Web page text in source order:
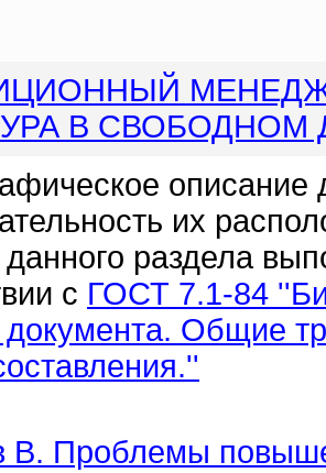
В СВОБОДНОМ
описание
их
раздела
с ГОСТ 7.1-84
документа. Общие
В. Проблемы